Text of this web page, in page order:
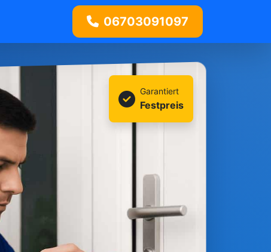
06703091097
Garantiert
Festpreis